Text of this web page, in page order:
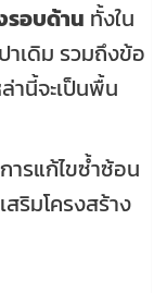
รอบด้าน ทั้งใน
าเดิม รวมถึงข้อ
านี้จะเป็นพื้น
รแก้ไขซ้ำซ้อน
ริมโครงสร้าง